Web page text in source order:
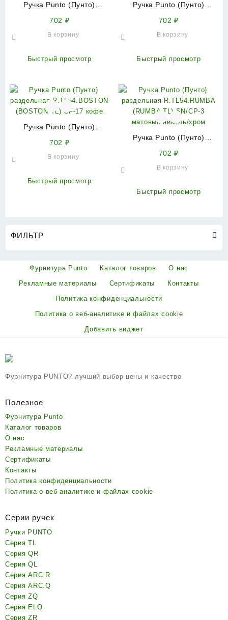
Ручка Punto (Пунто)
матовый никель/хром
702 ₽
В корзину
Быстрый просмотр
Ручка Punto (Пунто)
бронза
702₽
В корзину
Быстрый просмотр
Ручка Punto (Пунто)
TL) CF-17 кофе
702 ₽
В корзину
Быстрый просмотр
Ручка Punto (Пунто)
матовый никель/хром
702₽
В корзину
Быстрый просмотр
ФИЛЬТР
Фурнитура Punto Каталог товаров
О нас
Рекламные материалы
Сертификаты
Контакты
Политика конфиденциальности
Политика о веб-аналитике и файлах cookie
Добавить виджет
Фурнитура PUNTO? лучший выбор цены и качество
Полезное
Фурнитура Punto
Каталог товаров
О нас
Рекламные материалы
Сертификаты
Контакты
Политика конфиденциальности
Политика о веб-аналитике и файлах cookie
Серии ручек
Ручки PUNTO
Серия TL
Серия QR
Серия QL
Серия ARC.R
Серия ARC.Q
Серия ZQ
Серия ELQ
Серия ZR